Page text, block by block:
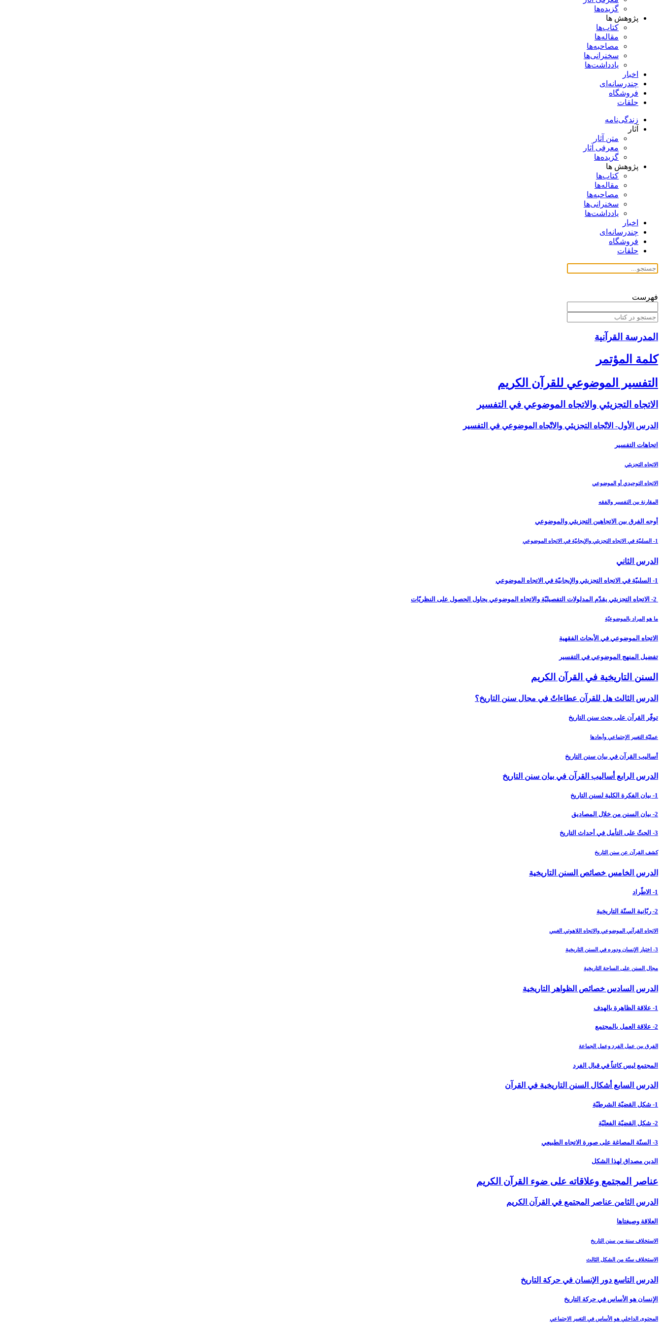
گزیده‌ها
پژوهش ها
کتاب‌ها
مقاله‌ها
مصاحبه‌ها
سخنرانی‌ها
یادداشت‌ها
اخبار
چندرسانه‌ای
فروشگاه
حلقات
زندگی‌نامه
آثار
متن آثار
معرفی آثار
گزیده‌ها
پژوهش ها
کتاب‌ها
مقاله‌ها
مصاحبه‌ها
سخنرانی‌ها
یادداشت‌ها
اخبار
چندرسانه‌ای
فروشگاه
حلقات
فهرست
المدرسة القرآنیة
كلمة المؤتمر
التفسير الموضوعي للقرآن الكريم
الاتجاه التجزيئي والاتجاه الموضوعي في التفسير
الدرس الأول- الاتّجاه التجزيئي والاتّجاه الموضوعي في التفسير
اتجاهات التفسير
الاتجاه التجزيئي
الاتجاه التوحيدي أو الموضوعي
المقارنة بين التفسير والفقه
أوجه الفرق بين الاتجاهين التجزيئي والموضوعي‏
1- السلبيّة في الاتجاه التجزيئي والإيجابيّة في الاتجاه الموضوعي
الدرس الثاني‏
1- السلبيّة في الاتجاه التجزيئي والإيجابيّة في الاتجاه الموضوعي
ما هو المراد بالموضوعيّة
الاتجاه الموضوعي في الأبحاث الفقهية
تفضيل المنهج الموضوعي في التفسير
السنن التاريخية في القرآن الكريم
الدرس الثالث هل للقرآن عطاءاتٌ في مجال سنن التاريخ؟
توفّر القرآن على بحث سنن التاريخ
عمليّة التغيير الإجتماعي وأبعادها
أساليب القرآن في بيان سنن التاريخ
الدرس الرابع أساليب القرآن في بيان سنن التاريخ‏
1- بيان الفكرة الكلية لسنن التاريخ
2- بيان السنن من خلال المصاديق
3- الحثّ على التأمل في أحداث التاريخ
كشف القرآن عن سنن التاريخ
الدرس الخامس‏ خصائص السنن التاريخية
1- الاطّراد
2- ربّانية السنّة التاريخية
الاتجاه القرآني الموضوعي والاتجاه اللاهوتي الغيبي
3- اختيار الإنسان ودوره في السنن التاريخية
مجال السنن على الساحة التاريخية
الدرس السادس خصائص الظواهر التاريخية
1- علاقة الظاهرة بالهدف
2- علاقة العمل بالمجتمع
الفرق بين عمل الفرد وعمل الجماعة
المجتمع ليس كائناً في قبال الفرد
الدرس السابع أشكال السنن التاريخية في القرآن‏
1- شكل القضيّة الشرطيّة
2- شكل القضيّة الفعليّة
3- السنّة المصاغة على صورة الاتجاه الطبيعي
الدين مصداق لهذا الشكل
عناصر المجتمع وعلاقاته على ضوء القرآن الكريم‏
الدرس الثامن عناصر المجتمع في القرآن الكريم‏
العلاقة وصيغتاها
الاستخلاف سنة من سنن التاريخ
الاستخلاف سنّة من الشكل الثالث
الدرس التاسع دور الإنسان في حركة التاريخ‏
الإنسان هو الأساس في حركة التاريخ
المحتوى الداخلي هو الأساس في التغيير الاجتماعي